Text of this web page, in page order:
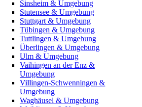
Sinsheim & Umgebung
Stutensee & Umgebung
Stuttgart & Umgebung
Tübingen & Umgebung
Tuttlingen & Umgebung
Überlingen & Umgebung
Ulm & Umgebung
Vaihingen an der Enz &
Umgebung
Villingen-Schwenningen &
Umgebung
Waghäusel & Umgebung